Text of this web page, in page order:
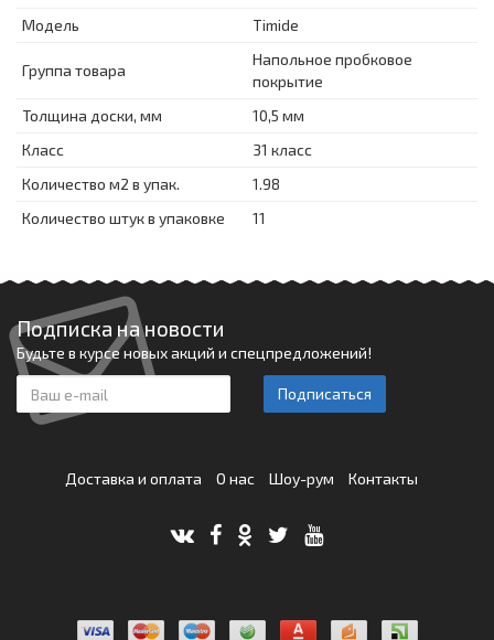
Модель
Timide
Группа товара
Напольное пробковое
покрытие
Толщина доски, мм
10,5 мм
Класс
31 класс
Количество м2 в упак.
1.98
Количество штук в упаковке
11
Подписка на новости
Будьте в курсе новых акций и спецпредложений!
Подписаться
Доставка и оплата О нас Шоу-рум Контакты